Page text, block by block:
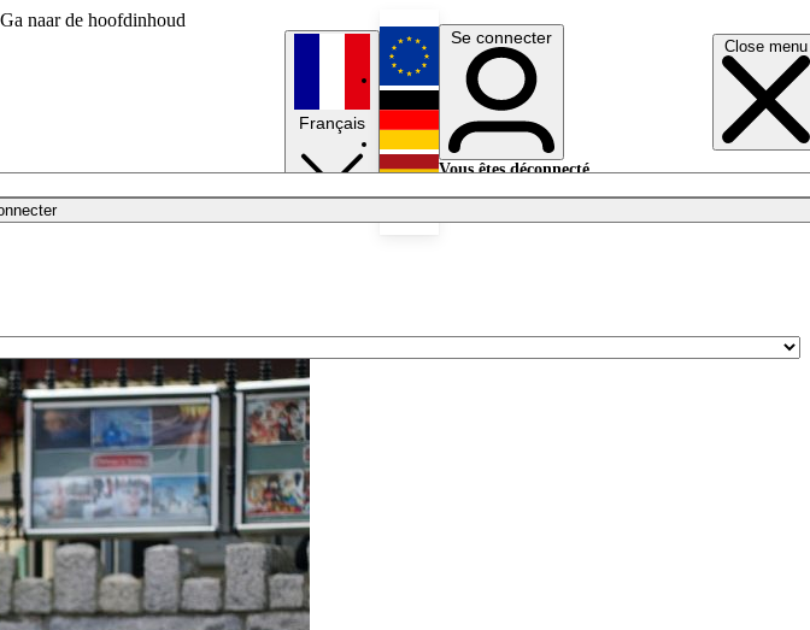
Ga naar de hoofdinhoud
Close menu
Français
English
Deutsch
Se connecter
Vous êtes déconnecté.